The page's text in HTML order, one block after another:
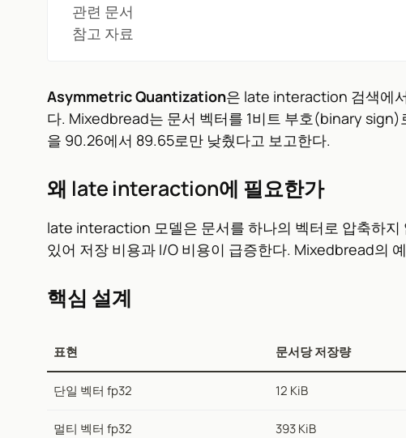
관련 문서
참고 자료
Asymmetric Quantization은 late interaction 검색에
다. Mixedbread는 문서 벡터를 1비트 부호(binary sign)
을 90.26에서 89.65로만 낮췄다고 보고한다.
왜 late interaction에 필요한가
late interaction 모델은 문서를 하나의 벡터로 압축하지
있어 저장 비용과 I/O 비용이 급증한다. Mixedbread의
핵심 설계
표현 문서당 저장량
단일 벡터 fp32 12 KiB
멀티 벡터 fp32 393 KiB